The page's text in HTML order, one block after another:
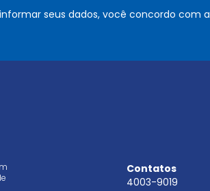
i
seus dados, você concordo com a
Contatos
4003-9019